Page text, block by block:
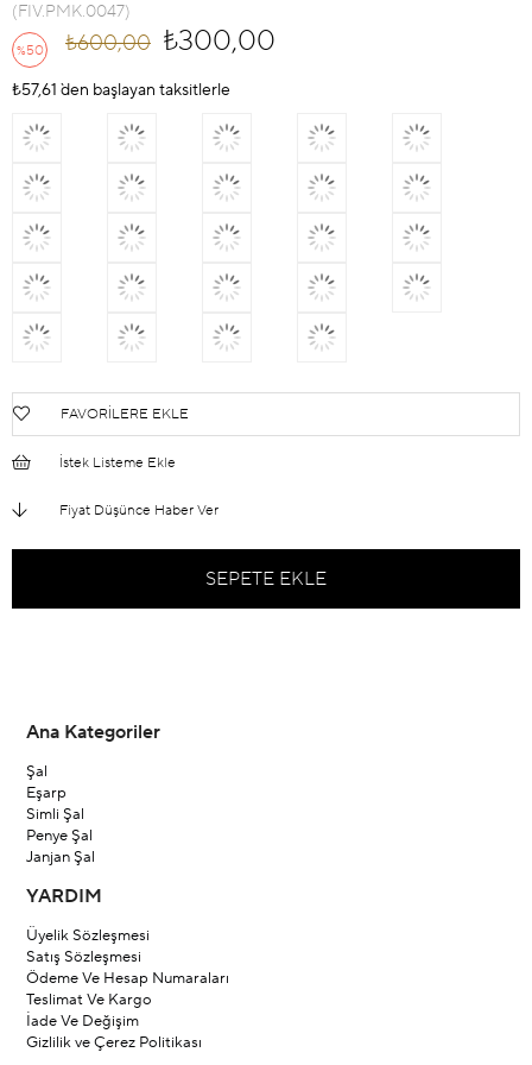
(FIV.PMK.0047)
%50
İndirim
₺600,00 ₺300,00
₺57,61 `den başlayan taksitlerle
FAVORILERE EKLE
İstek Listeme Ekle
Fiyat Düşünce Haber Ver
Ana Kategoriler
Şal
Eşarp
Simli Şal
Penye Şal
Janjan Şal
YARDIM
Üyelik Sözleşmesi
Satış Sözleşmesi
Ödeme Ve Hesap Numaraları
Teslimat Ve Kargo
İade Ve Değişim
Gizlilik ve Çerez Politikası